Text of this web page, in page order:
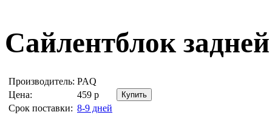
Сайлентблок
Производитель: PAQ
Цена:
459 р
Срок поставки: 8-9 дней